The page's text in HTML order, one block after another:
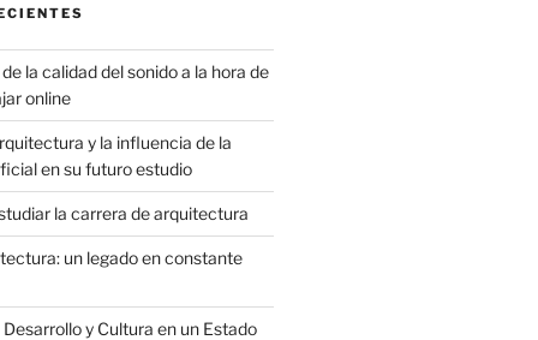
la calidad del sonido a la hora de
online
y la influencia de la
en su futuro estudio
la carrera de arquitectura
un legado en constante
y Cultura en un Estado